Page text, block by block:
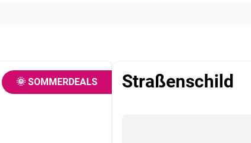
🌞 SOMMERDEALS Straßenschild